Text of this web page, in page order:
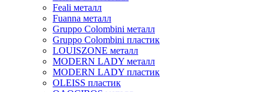
Feali металл
Fuanna металл
Gruppo Colombini металл
Gruppo Colombini пластик
LOUISZONE металл
MODERN LADY металл
MODERN LADY пластик
OLEISS пластик